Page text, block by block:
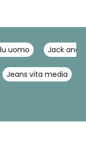
uomo Jack and
Jeans vita media